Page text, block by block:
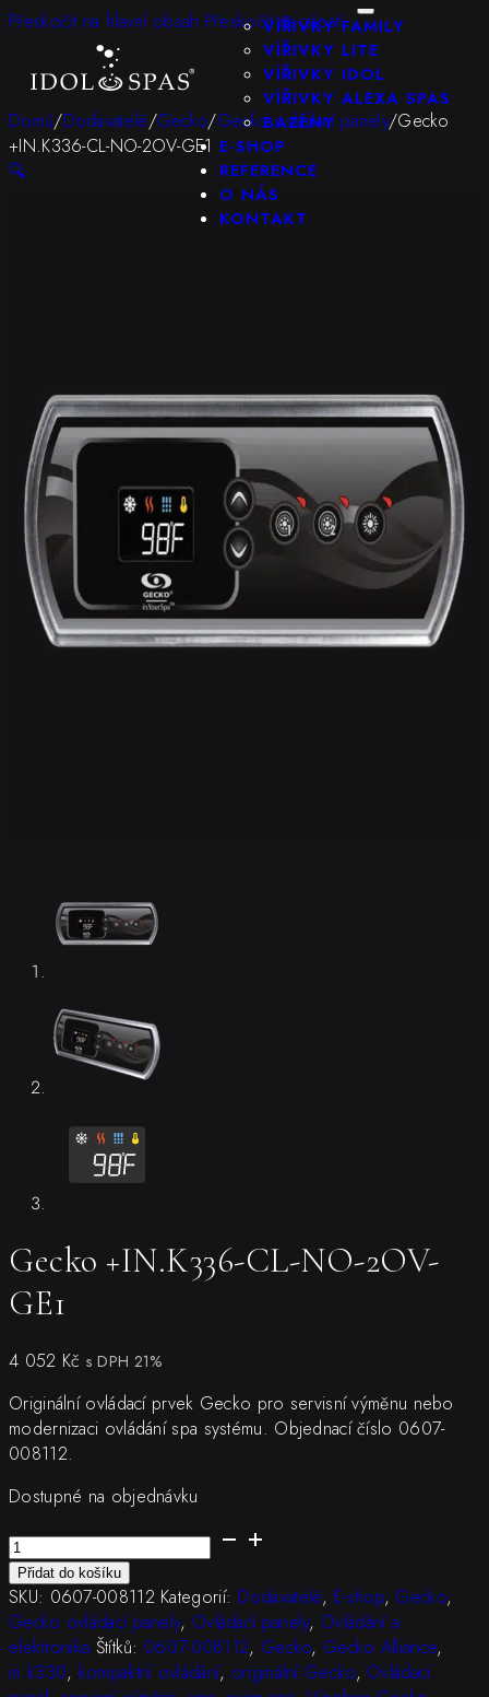
Přeskočit na hlavní obsah Přeskočit na zápatí
VÍŘIVKY FAMILY
VÍŘIVKY LITE
VÍŘIVKY IDOL
VÍŘIVKY ALEXA SPAS
BAZÉNY
E-SHOP
REFERENCE
O NÁS
KONTAKT
Domů/Dodavatelé/Gecko/Gecko ovládací panely/Gecko
+IN.K336-CL-NO-2OV-GE1
🔍
Gecko +IN.K336-CL-NO-2OV-
GE1
4 052 Kč s DPH 21%
Originální ovládací prvek Gecko pro servisní výměnu nebo
modernizaci ovládání spa systému. Objednací číslo 0607-
008112.
Dostupné na objednávku
Gecko
+IN.K336-
CL-
NO-
2OV-
GE1
množství
Přidat do košíku
SKU: 0607-008112 Kategorií: Dodavatelé, E-shop, Gecko,
Gecko ovládací panely, Ovládací panely, Ovládání a
elektronika Štítků: 0607-008112, Gecko, Gecko Alliance,
in.k330, kompaktní ovládání, originální Gecko, Ovládací